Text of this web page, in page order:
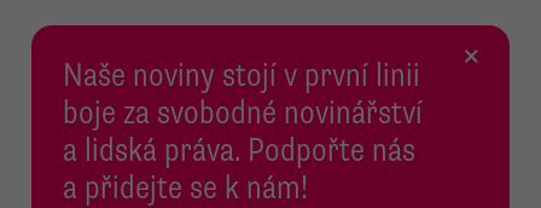
Naše noviny stojí v první linii
boje za svobodné novinářství
a lidská práva. Podpořte nás
a přidejte se k nám!
×